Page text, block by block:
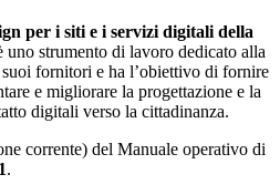
per i siti e i servizi digitali della
uno strumento di lavoro dedicato alla
fornitori e ha l’obiettivo di fornire
e migliorare la progettazione e la
digitali verso la cittadinanza.
corrente) del Manuale operativo di
.